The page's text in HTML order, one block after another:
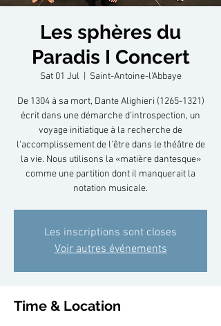
Les sphères du
Paradis I Concert
Sat 01 Jul
  |
Saint-Antoine-l'Abbaye
De 1304 à sa mort, Dante Alighieri (1265-1321)
écrit dans une démarche d'introspection, un
voyage initiatique à la recherche de
l'accomplissement de l'être dans le théâtre de
la vie. Nous utilisons la «matière dantesque»
comme une partition dont il manquerait la
notation musicale.
Les inscriptions sont closes
Voir autres événements
Time & Location